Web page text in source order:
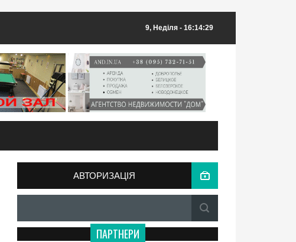
9, Неділя - 16:14:29
АВТОРИЗАЦІЯ
ПАРТНЕРИ